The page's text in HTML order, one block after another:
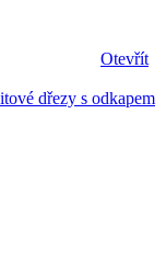
Otevřít
dřezy s odkapem